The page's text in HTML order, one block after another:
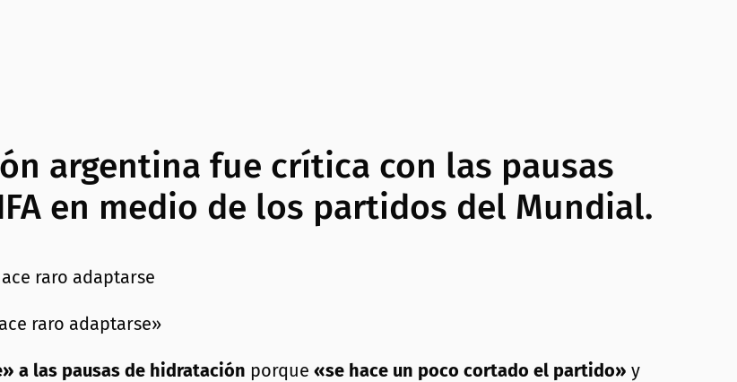
argentina fue crítica con las pausas
en medio de los partidos del Mundial.
raro adaptarse»
a las pausas de hidratación porque «se hace un poco cortado el partido» y